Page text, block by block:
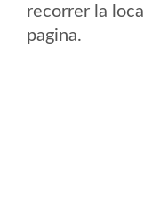
recorrer la
pagina.